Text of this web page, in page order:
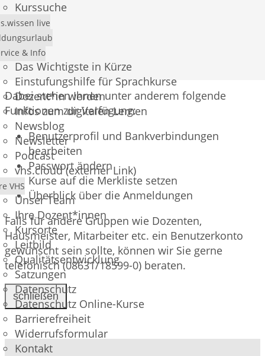
Kurssuche
live
& Info
Das Wichtigste in Kürze
Einstufungshilfe für Sprachkurse
Dozent*in werden
Infos zum digitalen Lernen
Newsblog
Newsletter
Podcast
vhs.cloud (externer Link)
VHS
Unser Team
Ihre Dozent*innen
Kursorte
Leitbild
Qualitätsentwicklung
Satzungen
Datenschutz
Datenschutz Online-Kurse
Barrierefreiheit
Widerrufsformular
Kontakt
Demo-Login
Mit dem Benutzer
andresskönnen Sie sich einen Überblick über das
Benutzerkonto eines Teilnehmers verschaffen.
Dabei stehen Ihnen unter anderem folgende
Funktionen zur Verfügung:
Benutzerprofil und Bankverbindungen
bearbeiten
Passwort ändern
Kurse auf die Merkliste setzen
Überblick über die Anmeldungen
Falls für andere Gruppen wie Dozenten,
Hausmeister, Mitarbeiter etc. ein Benutzerkonto
gewünscht sein sollte, können wir Sie gerne
telefonisch (08631/18599-0) beraten.
schließen